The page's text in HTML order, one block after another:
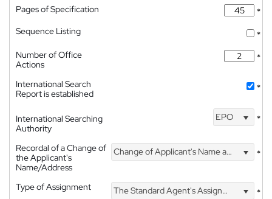
Pages of Specification
*
Sequence Listing
*
Number of Office
Actions
*
International Search
Report is established
*
International Searching
Authority
EPO *
Recordal of a Change of
the Applicant's
Name/Address
Change of Applicant's Name and Address *
Type of Assignment The Standard Agent's Assignment
*